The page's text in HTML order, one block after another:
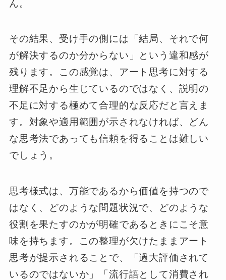
ん。
その結果、受け手の側には「結局、それで何
が解決するのか分からない」という違和感が
残ります。この感覚は、アート思考に対する
理解不足から生じているのではなく、説明の
不足に対する極めて合理的な反応だと言えま
す。対象や適用範囲が示されなければ、どん
な思考法であっても信頼を得ることは難しい
でしょう。
思考様式は、万能であるから価値を持つので
はなく、どのような問題状況で、どのような
役割を果たすのかが明確であるときにこそ意
味を持ちます。この整理が欠けたままアート
思考が提示されることで、「過大評価されて
いるのではないか」「流行語として消費され